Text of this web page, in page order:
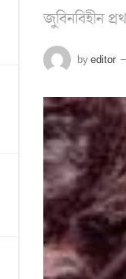
জুবিনবিহীন
byeditor